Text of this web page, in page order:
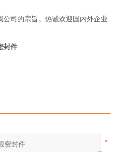
司的宗旨。热诚欢迎国内外企业
封件